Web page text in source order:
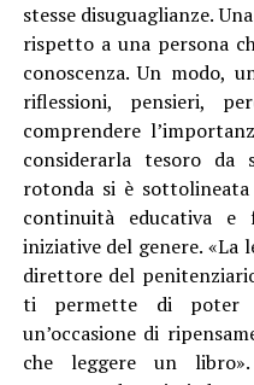
stesse disuguaglianze.
rispetto a una persona
conoscenza. Un modo,
riflessioni, pensieri,
comprendere
considerarla tesoro da
rotonda si è
continuità educativa
iniziative del genere.
direttore del
ti permette di poter
un’occasione di
che leggere un